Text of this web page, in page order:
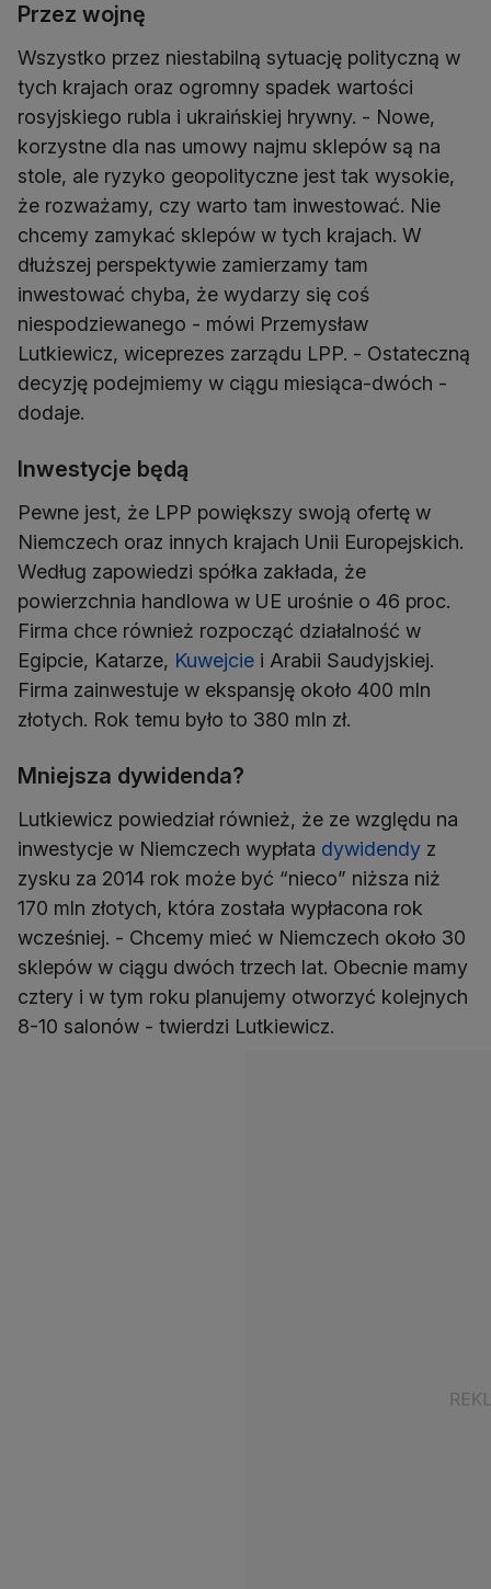
Przez wojnę
Wszystko przez niestabilną sytuację polityczną w
tych krajach oraz ogromny spadek wartości
rosyjskiego rubla i ukraińskiej hrywny. - Nowe,
korzystne dla nas umowy najmu sklepów są na
stole, ale ryzyko geopolityczne jest tak wysokie,
że rozważamy, czy warto tam inwestować. Nie
chcemy zamykać sklepów w tych krajach. W
dłuższej perspektywie zamierzamy tam
inwestować chyba, że wydarzy się coś
niespodziewanego - mówi Przemysław
Lutkiewicz, wiceprezes zarządu LPP. - Ostateczną
decyzję podejmiemy w ciągu miesiąca-dwóch -
dodaje.
Inwestycje będą
Pewne jest, że LPP powiększy swoją ofertę w
Niemczech oraz innych krajach Unii Europejskich.
Według zapowiedzi spółka zakłada, że
powierzchnia handlowa w UE urośnie o 46 proc.
Firma chce również rozpocząć działalność w
Egipcie, Katarze, Kuwejcie i Arabii Saudyjskiej.
Firma zainwestuje w ekspansję około 400 mln
złotych. Rok temu było to 380 mln zł.
Mniejsza dywidenda?
Lutkiewicz powiedział również, że ze względu na
inwestycje w Niemczech wypłata dywidendy z
zysku za 2014 rok może być “nieco” niższa niż
170 mln złotych, która została wypłacona rok
wcześniej. - Chcemy mieć w Niemczech około 30
sklepów w ciągu dwóch trzech lat. Obecnie mamy
cztery i w tym roku planujemy otworzyć kolejnych
8-10 salonów - twierdzi Lutkiewicz.